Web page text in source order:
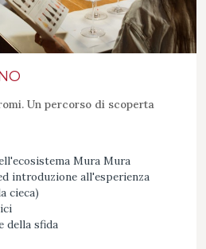
Un percorso di scoperta
Mura Mura
introduzione all'esperienza
cieca)
della sfida​